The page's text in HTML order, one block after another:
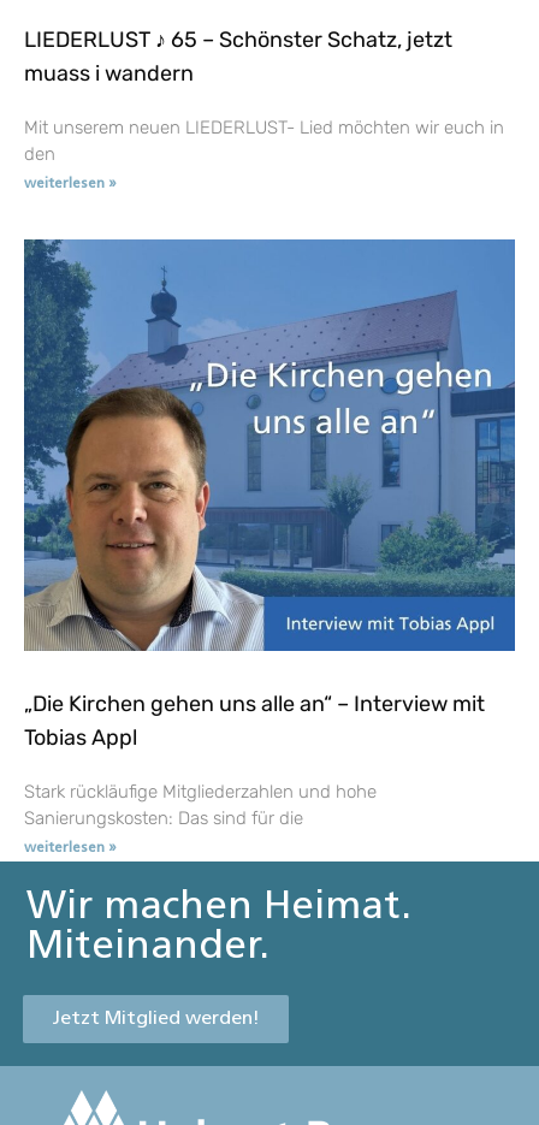
LIEDERLUST ♪ 65 – Schönster Schatz, jetzt
muass i wandern
Mit unserem neuen LIEDERLUST- Lied möchten wir euch in
den
weiterlesen »
„Die Kirchen gehen uns alle an“ – Interview mit
Tobias Appl
Stark rückläufige Mitgliederzahlen und hohe
Sanierungskosten: Das sind für die
weiterlesen »
Wir machen Heimat.
Miteinander.
Jetzt Mitglied werden!